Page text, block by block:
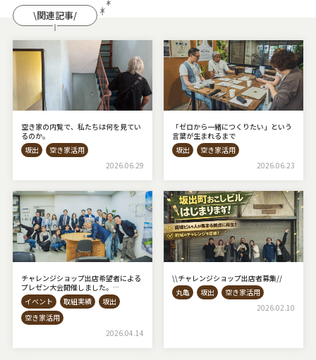
\関連記事/
空き家の内覧で、私たちは何を見てい
るのか。
坂出
空き家活用
2026.06.29
「ゼロから一緒につくりたい」という
言葉が生まれるまで
坂出
空き家活用
2026.06.23
チャレンジショップ出店希望者による
プレゼン大会開催しました。
◇AKIYAto BASE◇
イベント 取組実績
坂出
空き家活用
2026.04.14
\\チャレンジショップ出店者募集⁡//
丸亀
坂出
空き家活用
2026.02.10